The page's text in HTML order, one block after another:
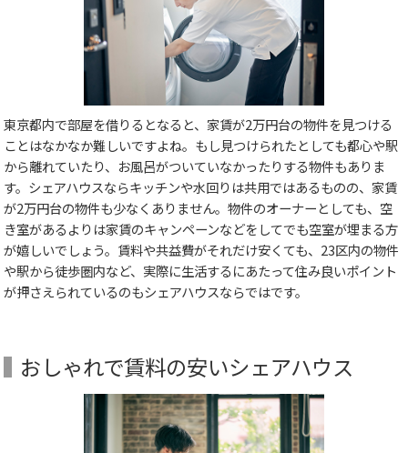
東京都内で部屋を借りるとなると、家賃が2万円台の物件を見つける
ことはなかなか難しいですよね。もし見つけられたとしても都心や駅
から離れていたり、お風呂がついていなかったりする物件もありま
す。シェアハウスならキッチンや水回りは共用ではあるものの、家賃
が2万円台の物件も少なくありません。物件のオーナーとしても、空
き室があるよりは家賃のキャンペーンなどをしてでも空室が埋まる方
が嬉しいでしょう。賃料や共益費がそれだけ安くても、23区内の物件
や駅から徒歩圏内など、実際に生活するにあたって住み良いポイント
が押さえられているのもシェアハウスならではです。
おしゃれで賃料の安いシェアハウス